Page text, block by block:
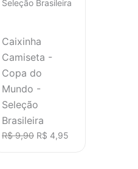
Caixinha
Camiseta -
Copa do
Mundo -
Seleção
Brasileira
R$9,90 R$ 4,95